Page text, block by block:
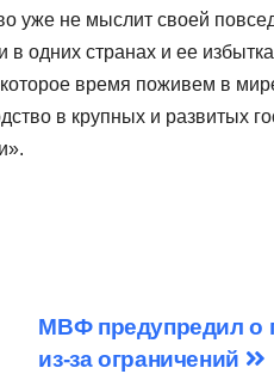
уже не мыслит своей
одних странах и ее
время поживем в
в крупных и развитых
МВФ предупредил о
из-за ограничений